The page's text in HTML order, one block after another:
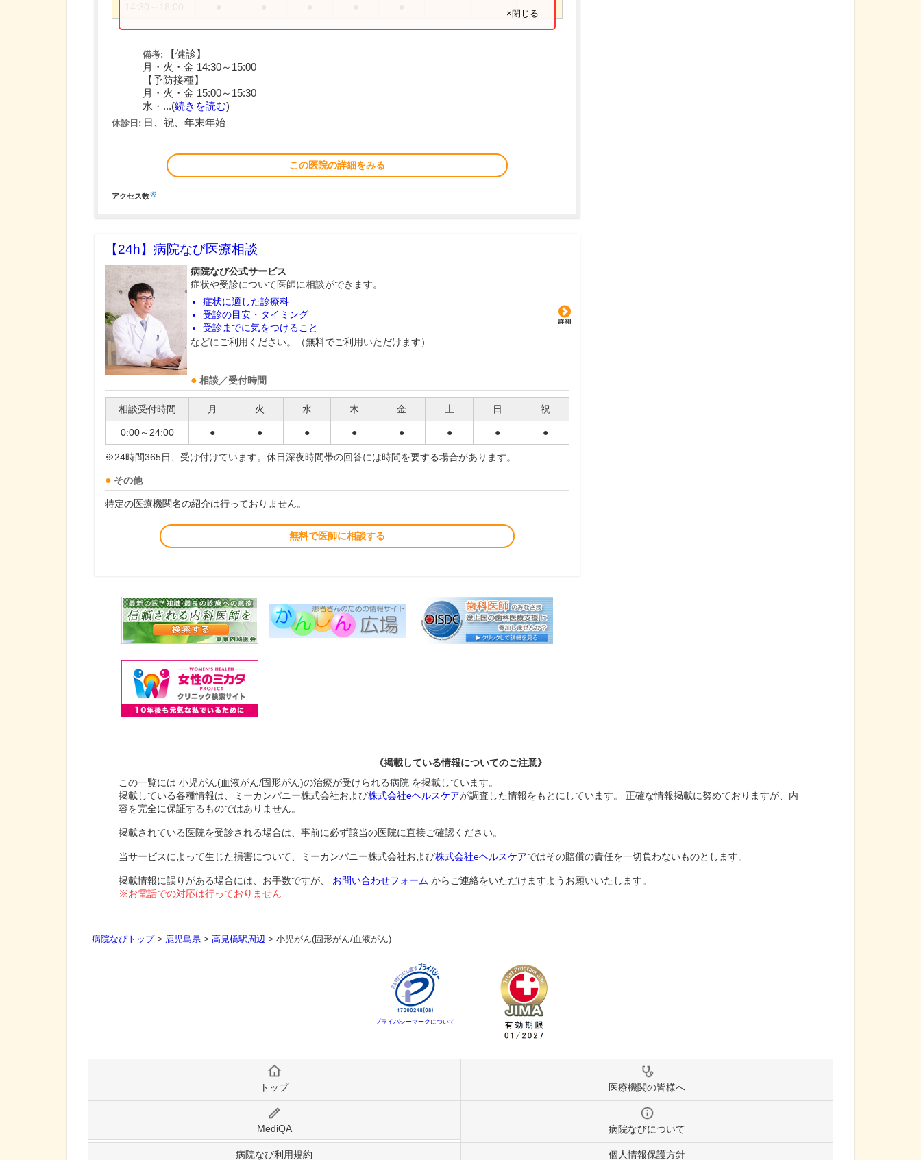
×閉じる
備考:
【健診】
月・火・金 14:30～15:00
【予防接種】
月・火・金 15:00～15:30
水・...(続きを読む)
休診日: 日、祝、年末年始
この医院の詳細をみる
アクセス数※
【24h】 病院なび医療相談
病院なび公式サービス
症状や受診について医師に相談ができます。
症状に適した診療科
受診の目安・タイミング
受診までに気をつけること
などにご利用ください。（無料でご利用いただけます）
相談／受付時間
相談受付時間 月 火 水 木 金 土 日 祝
0:00～24:00 ● ● ● ● ● ● ● ●
※24時間365日、受け付けています。休日深夜時間帯の回答には時間を要する場合があります。
その他
特定の医療機関名の紹介は行っておりません。
無料で医師に相談する
《掲載している情報についてのご注意》
この一覧には 小児がん(血液がん/固形がん)の治療が受けられる病院 を掲載しています。
掲載している各種情報は、ミーカンパニー株式会社および株式会社eヘルスケアが調査した情報をもとにしています。 正確な情報掲載に努めておりますが、内
容を完全に保証するものではありません。
掲載されている医院を受診される場合は、事前に必ず該当の医院に直接ご確認ください。
当サービスによって生じた損害について、ミーカンパニー株式会社および株式会社eヘルスケアではその賠償の責任を一切負わないものとします。
掲載情報に誤りがある場合には、お手数ですが、 お問い合わせフォーム からご連絡をいただけますようお願いいたします。
※お電話での対応は行っておりません
病院なびトップ> 鹿児島県 > 高見橋駅周辺 > 小児がん(固形がん/血液がん)
プライバシーマークについて
トップ 医療機関の皆様へ
MediQA 病院なびについて
病院なび利用規約 個人情報保護方針